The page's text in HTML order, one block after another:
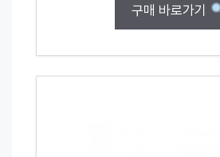
구매 바로가기